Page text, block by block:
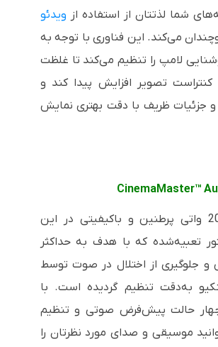
شما لذتتان از استفاده از ویدئو
می‌کند. این فناوری با توجه به
لامپ را تنظیم می‌کند تا غلظت
تصویر افزایش پیدا کند و
جزئیات ظریف با دقت بهتری نمایش
CinemaMaster™
بلندگوهای 20 واتی پرطنین و باکیفیتی در این
تعبیه‌شده که با هدف به حداکثر
و جلوگیری از اختلال در صوت توسط
به‌دقت تنظیم گردیده است. با
چهار حالت پیش‌فرض صوتی و تنظیم
موسیقی و صدای مورد نظرتان را